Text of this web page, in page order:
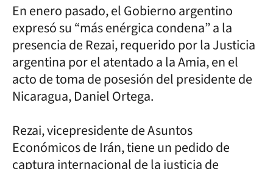
En enero pasado, el Gobierno argentino
expresó su “más enérgica condena” a la
presencia de Rezai, requerido por la Justicia
argentina por el atentado a la Amia, en el
acto de toma de posesión del presidente de
Nicaragua, Daniel Ortega.
Rezai, vicepresidente de Asuntos
Económicos de Irán, tiene un pedido de
captura internacional de la justicia de